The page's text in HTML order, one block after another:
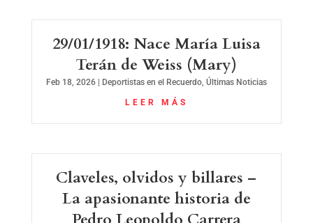
29/01/1918: Nace María Luisa
Terán de Weiss (Mary)
Feb 18, 2026| Deportistas en el Recuerdo, Últimas Noticias
LEER MÁS
Claveles, olvidos y billares –
La apasionante historia de